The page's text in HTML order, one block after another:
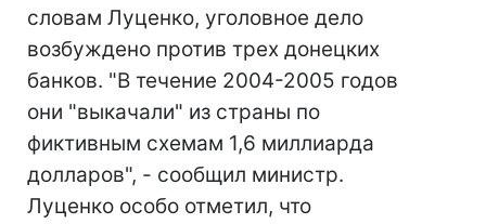
словам Луценко, уголовное дело
возбуждено против трех донецких
банков. "В течение 2004-2005 годов
они "выкачали" из страны по
фиктивным схемам 1,6 миллиарда
долларов", - сообщил министр.
Луценко особо отметил, что